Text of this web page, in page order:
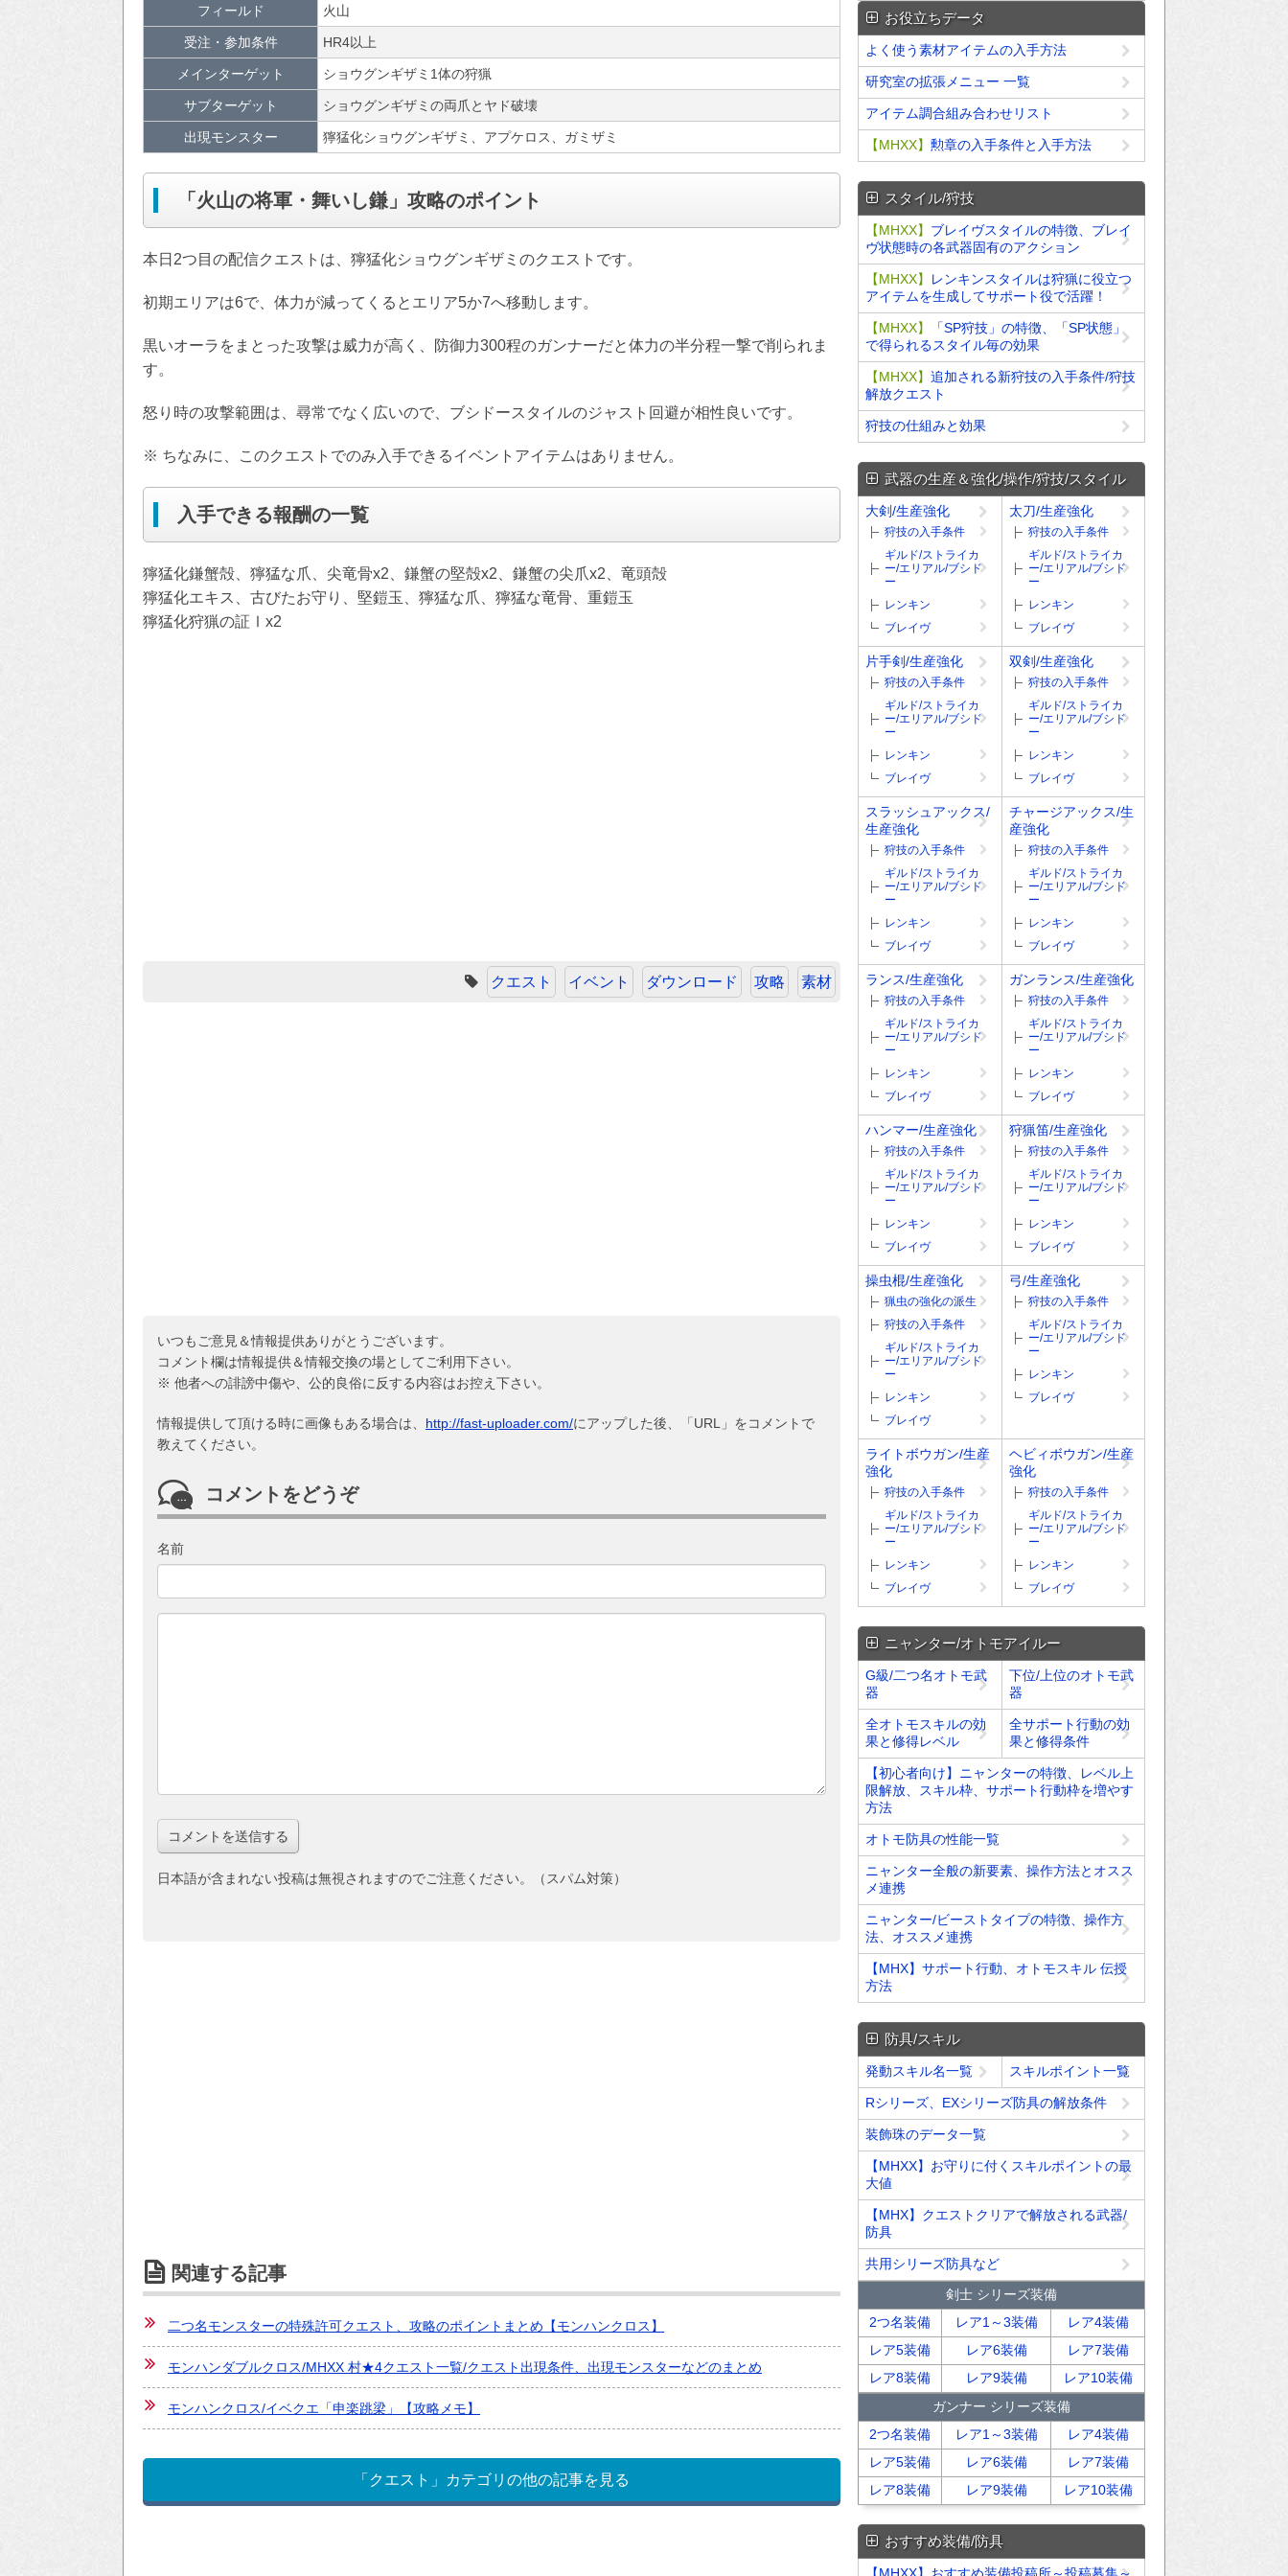
フィールド 火山
受注・参加条件 HR4以上
メインターゲット ショウグンギザミ1体の狩猟
サブターゲット ショウグンギザミの両爪とヤド破壊
出現モンスター 獰猛化ショウグンギザミ、アプケロス、ガミザミ
「火山の将軍・舞いし鎌」攻略のポイント
本日2つ目の配信クエストは、獰猛化ショウグンギザミのクエストです。
初期エリアは6で、体力が減ってくるとエリア5か7へ移動します。
黒いオーラをまとった攻撃は威力が高く、防御力300程のガンナーだと体力の半分程一撃で削られま
す。
怒り時の攻撃範囲は、尋常でなく広いので、ブシドースタイルのジャスト回避が相性良いです。
※ ちなみに、このクエストでのみ入手できるイベントアイテムはありません。
入手できる報酬の一覧
獰猛化鎌蟹殻、獰猛な爪、尖竜骨x2、鎌蟹の堅殻x2、鎌蟹の尖爪x2、竜頭殻
獰猛化エキス、古びたお守り、堅鎧玉、獰猛な爪、獰猛な竜骨、重鎧玉
獰猛化狩猟の証Ⅰx2
クエスト イベント ダウンロード 攻略 素材
いつもご意見＆情報提供ありがとうございます。
コメント欄は情報提供＆情報交換の場としてご利用下さい。
※ 他者への誹謗中傷や、公的良俗に反する内容はお控え下さい。
情報提供して頂ける時に画像もある場合は、 http://fast-uploader.com/にアップした後、「URL」をコメントで
教えてください。
コメントをどうぞ
名前
日本語が含まれない投稿は無視されますのでご注意ください。（スパム対策）
関連する記事
二つ名モンスターの特殊許可クエスト、攻略のポイントまとめ【モンハンクロス】
モンハンダブルクロス/MHXX 村★4クエスト一覧/クエスト出現条件、出現モンスターなどのまとめ
モンハンクロス/イベクエ「申楽跳梁」【攻略メモ】
「クエスト」カテゴリの他の記事を見る
お役立ちデータ
よく使う素材アイテムの入手方法
研究室の拡張メニュー 一覧
アイテム調合組み合わせリスト
【MHXX】 勲章の入手条件と入手方法
スタイル/狩技
【MHXX】 ブレイヴスタイルの特徴、ブレイ
ヴ状態時の各武器固有のアクション
【MHXX】
レンキンスタイルは狩猟に役立つ
アイテムを生成してサポート役で活躍！
【MHXX】
「SP狩技」の特徴、「SP状態」
で得られるスタイル毎の効果
【MHXX】 追加される新狩技の入手条件/狩技
解放クエスト
狩技の仕組みと効果
武器の生産＆強化/操作/狩技/スタイル
大剣/生産強化
狩技の入手条件
ギルド/ストライカ
ー/エリアル/ブシド
ー
レンキン
ブレイヴ
太刀/生産強化
狩技の入手条件
ギルド/ストライカ
ー/エリアル/ブシド
ー
レンキン
ブレイヴ
片手剣/生産強化
狩技の入手条件
ギルド/ストライカ
ー/エリアル/ブシド
ー
レンキン
ブレイヴ
双剣/生産強化
狩技の入手条件
ギルド/ストライカ
ー/エリアル/ブシド
ー
レンキン
ブレイヴ
スラッシュアックス/
生産強化
狩技の入手条件
ギルド/ストライカ
ー/エリアル/ブシド
ー
レンキン
ブレイヴ
チャージアックス/生
産強化
狩技の入手条件
ギルド/ストライカ
ー/エリアル/ブシド
ー
レンキン
ブレイヴ
ランス/生産強化
狩技の入手条件
ギルド/ストライカ
ー/エリアル/ブシド
ー
レンキン
ブレイヴ
ガンランス/生産強化
狩技の入手条件
ギルド/ストライカ
ー/エリアル/ブシド
ー
レンキン
ブレイヴ
ハンマー/生産強化
狩技の入手条件
ギルド/ストライカ
ー/エリアル/ブシド
ー
レンキン
ブレイヴ
狩猟笛/生産強化
狩技の入手条件
ギルド/ストライカ
ー/エリアル/ブシド
ー
レンキン
ブレイヴ
操虫棍/生産強化
猟虫の強化の派生
狩技の入手条件
ギルド/ストライカ
ー/エリアル/ブシド
ー
レンキン
ブレイヴ
弓/生産強化
狩技の入手条件
ギルド/ストライカ
ー/エリアル/ブシド
ー
レンキン
ブレイヴ
ライトボウガン/生産
強化
狩技の入手条件
ギルド/ストライカ
ー/エリアル/ブシド
ー
レンキン
ブレイヴ
ヘビィボウガン/生産
強化
狩技の入手条件
ギルド/ストライカ
ー/エリアル/ブシド
ー
レンキン
ブレイヴ
ニャンター/オトモアイルー
G級/二つ名オトモ武
器
下位/上位のオトモ武
器
全オトモスキルの効
果と修得レベル
全サポート行動の効
果と修得条件
【初心者向け】ニャンターの特徴、レベル上
限解放、スキル枠、サポート行動枠を増やす
方法
オトモ防具の性能一覧
ニャンター全般の新要素、操作方法とオスス
メ連携
ニャンター/ビーストタイプの特徴、操作方
法、オススメ連携
【MHX】サポート行動、オトモスキル 伝授
方法
防具/スキル
発動スキル名一覧 スキルポイント一覧
Rシリーズ、EXシリーズ防具の解放条件
装飾珠のデータ一覧
【MHXX】お守りに付くスキルポイントの最
大値
【MHX】クエストクリアで解放される武器/
防具
共用シリーズ防具など
剣士 シリーズ装備
2つ名装備
レア1～3装備
レア4装備
レア5装備
レア6装備
レア7装備
レア8装備
レア9装備
レア10装備
ガンナー シリーズ装備
2つ名装備
レア1～3装備
レア4装備
レア5装備
レア6装備
レア7装備
レア8装備
レア9装備 レア10装備
おすすめ装備/防具